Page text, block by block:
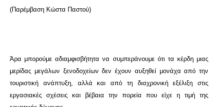
(Παρέμβαση Κώστα Παστού)
Άρα μπορούμε αδιαμφισβήτητα να συμπεράνουμε ότι τα κέρδη μιας
μερίδας μεγάλων ξενοδοχείων δεν έχουν αυξηθεί μονάχα από την
τουριστική ανάπτυξη, αλλά και από τη διαχρονική εξέλιξη στις
εργασιακές σχέσεις και βέβαια την πορεία που είχε η τιμή της